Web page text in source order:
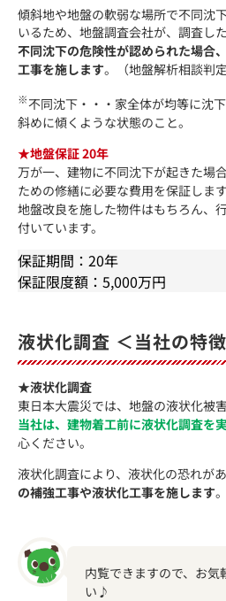
傾斜地や地盤の軟弱な場所で不同沈
いるため、地盤調査会社が、調査し
不同沈下の危険性が認められた場合
工事を施します。（地盤解析相談判定
※不同沈下・・・家全体が均等に沈
斜めに傾くような状態のこと。
★地盤保証 20年
万が一、建物に不同沈下が起きた場
ための修繕に必要な費用を保証します
地盤改良を施した物件はもちろん、
付いています。
保証期間：20年
保証限度額：5,000万円
液状化調査 ＜当社の特
★液状化調査
東日本大震災では、地盤の液状化被
当社は、建物着工前に液状化調査を
心ください。
液状化調査により、液状化の恐れが
の補強工事や液状化工事を施します
内覧できますので、お気
い♪